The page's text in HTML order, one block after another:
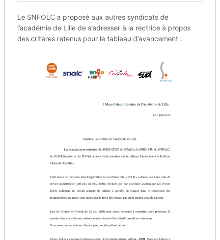
Le SNFOLC a proposé aux autres syndicats de
l’académie de Lille de s’adresser à la rectrice à propos
des critères retenus pour le tableau d’avancement :